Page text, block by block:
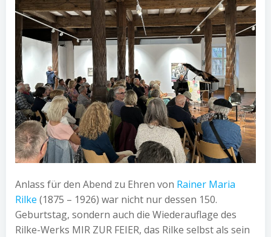
Anlass für den Abend zu Ehren von Rainer Maria
Rilke (1875 – 1926) war nicht nur dessen 150.
Geburtstag, sondern auch die Wiederauflage des
Rilke-Werks MIR ZUR FEIER, das Rilke selbst als sein